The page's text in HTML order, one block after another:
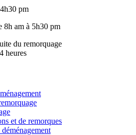
pm
8h am à 5h30 pm
du remorquage
heures
et de remorques